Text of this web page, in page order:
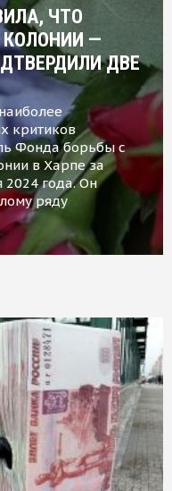
ЧТО
КОЛОНИИ —
ДВЕ
критиков
Фонда борьбы с
в Харпе за
года. Он
ряду